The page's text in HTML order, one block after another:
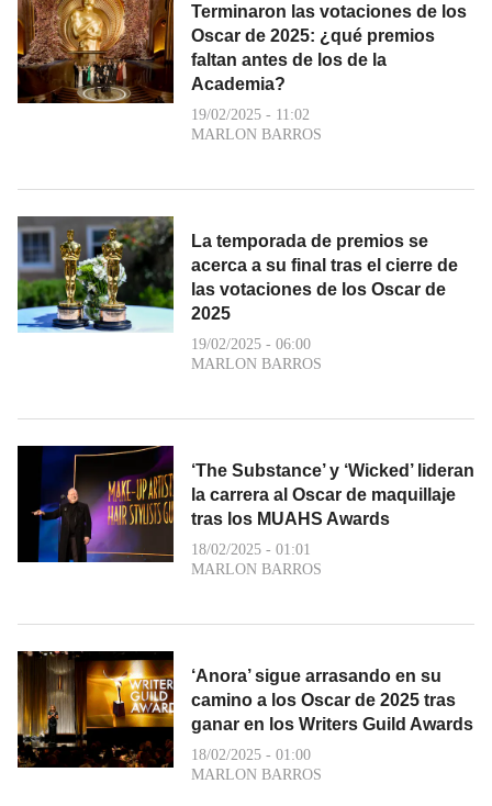
Terminaron las votaciones de los
Oscar de 2025: ¿qué premios
faltan antes de los de la
Academia?
19/02/2025 - 11:02
MARLON BARROS
La temporada de premios se
acerca a su final tras el cierre de
las votaciones de los Oscar de
2025
19/02/2025 - 06:00
MARLON BARROS
‘The Substance’ y ‘Wicked’ lideran
la carrera al Oscar de maquillaje
tras los MUAHS Awards
18/02/2025 - 01:01
MARLON BARROS
‘Anora’ sigue arrasando en su
camino a los Oscar de 2025 tras
ganar en los Writers Guild Awards
18/02/2025 - 01:00
MARLON BARROS